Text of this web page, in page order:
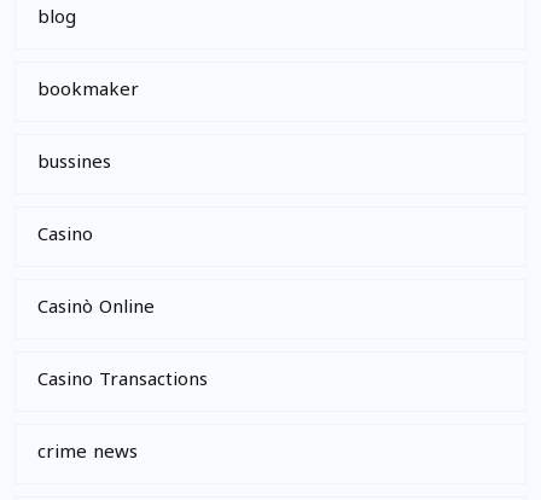
blog
bookmaker
bussines
Casino
Casinò Online
Casino Transactions
crime news